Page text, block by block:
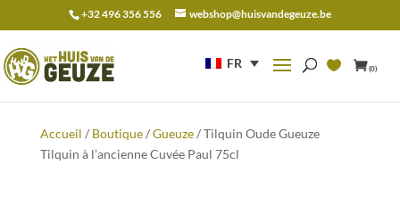
+32 496 356 556 webshop@huisvandegeuze.be
FR (0)
pour :
Accueil / Boutique/Gueuze/ Tilquin Oude Gueuze
Tilquin à l’ancienne Cuvée Paul 75cl